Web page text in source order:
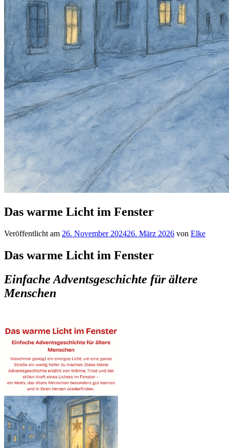
Das warme Licht im Fenster
Veröffentlicht am 26. November 202426. März 2026 von Elke
Das warme Licht im Fenster
Einfache Adventsgeschichte für ältere
Menschen